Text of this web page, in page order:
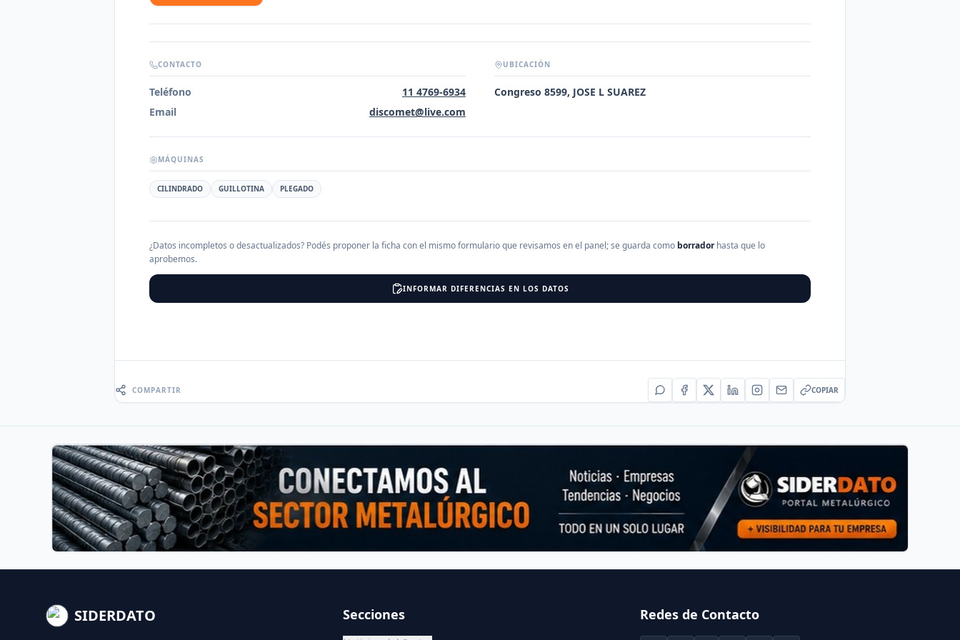
CONTACTO
Teléfono
11 4769-6934
Email
discomet@live.com
UBICACIÓN
Congreso 8599, JOSE L SUAREZ
MÁQUINAS
CILINDRADO GUILLOTINA PLEGADO
¿Datos incompletos o desactualizados? Podés proponer la ficha con el mismo formulario que revisamos en el panel; se guarda como borradorhasta que lo
aprobemos.
INFORMAR DIFERENCIAS EN LOS DATOS
COMPARTIR COPIAR
SIDERDATO Secciones Redes de Contacto